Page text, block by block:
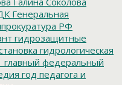
Генеральная
РФ
гидрозащитные
гидрологическая
главный федеральный
год педагога и